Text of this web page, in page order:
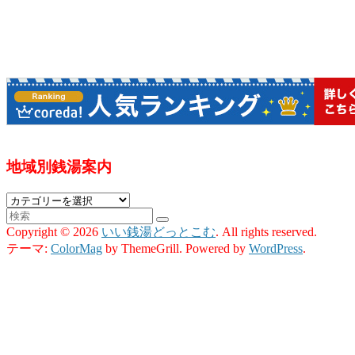
地域別銭湯案内
地
域
別
銭
Copyright © 2026 いい銭湯どっとこむ. All rights reserved.
テーマ: ColorMag by ThemeGrill. Powered by WordPress.